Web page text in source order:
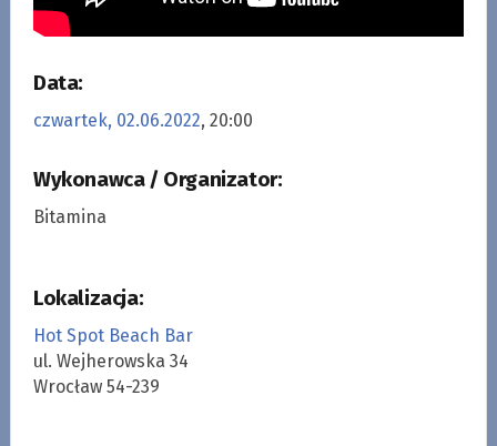
Data:
czwartek, 02.06.2022, 20:00
Wykonawca / Organizator:
Bitamina
Lokalizacja:
Hot Spot Beach Bar
ul. Wejherowska 34
Wrocław 54-239